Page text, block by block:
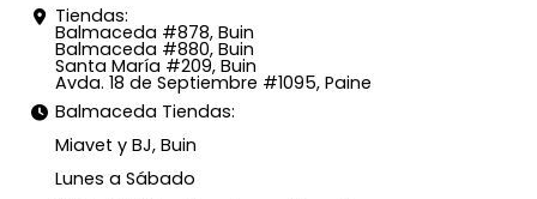
Tiendas:
Balmaceda #878, Buin
Balmaceda #880, Buin
Santa María #209, Buin
Avda. 18 de Septiembre #1095, Paine
Balmaceda Tiendas:
Miavet y BJ, Buin
Lunes a Sábado